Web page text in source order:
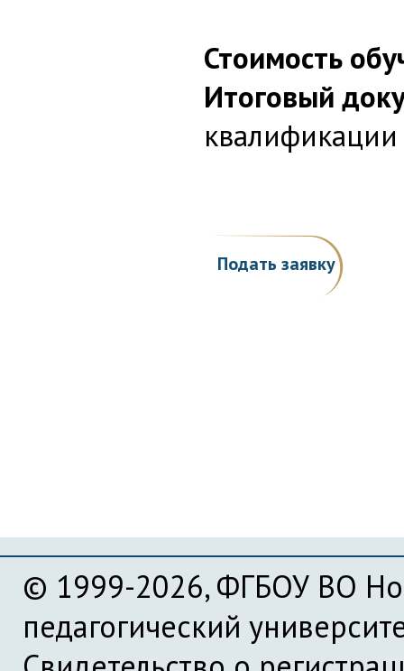
Стоимость
Итоговый
квалификации
Подать заявку
© 1999-2026, ФГБОУ ВО
педагогический